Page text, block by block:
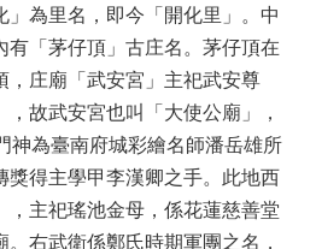
」為里名，即今「開化里」。中
有「茅仔頂」古庄名。茅仔頂在
，庄廟「武安宮」主祀武安尊
故武安宮也叫「大使公廟」，
神為臺南府城彩繪名師潘岳雄所
獎得主學甲李漢卿之手。此地西
，主祀瑤池金母，係花蓮慈善堂
右武衛係鄭氏時期軍團之名，